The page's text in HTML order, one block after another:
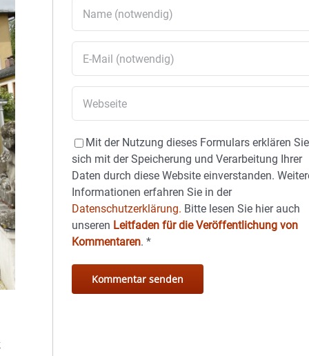
Mit der Nutzung dieses Formulars erklären Sie
sich mit der Speicherung und Verarbeitung Ihrer
Daten durch diese Website einverstanden.
Informationen erfahren Sie in der
Datenschutzerklärung. Bitte lesen Sie hier auch
unseren Leitfaden für die Veröffentlichung von
Kommentaren.*